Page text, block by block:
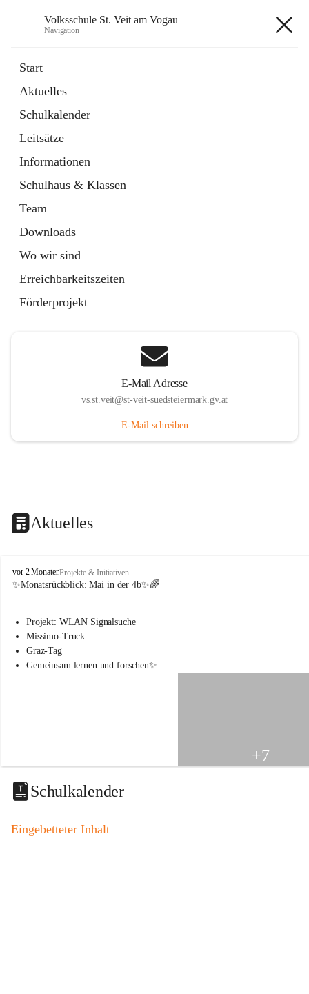
Volksschule St. Veit am Vogau
Navigation
Start
Aktuelles
Schulkalender
Leitsätze
Informationen
Schulhaus & Klassen
Team
Downloads
Wo wir sind
Erreichbarkeitszeiten
Förderprojekt
E-Mail Adresse
vs.st.veit@st-veit-suedsteiermark.gv.at
E-Mail schreiben
Aktuelles
V
o
s
s
c
i
t
a
o
vor 2 MonatenProjekte & Initiativen
✨Monatsrückblick: Mai in der 4b✨🌈
Projekt: WLAN Signalsuche
Missimo-Truck
Graz-Tag
Gemeinsam lernen und forschen✨
+7
Schulkalender
Eingebetteter Inhalt